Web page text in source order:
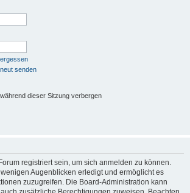
senden
dieser Sitzung verbergen
registriert sein, um sich anmelden zu können.
Augenblicken erledigt und ermöglicht es
zuzugreifen. Die Board-Administration kann